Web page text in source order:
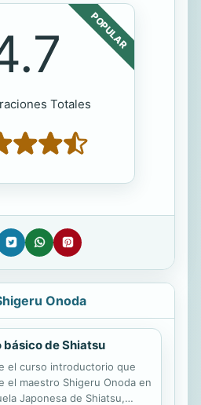
POPULAR
Totales
Onoda
básico de Shiatsu
el curso introductorio que
el maestro Shigeru Onoda en
Japonesa de Shiatsu,